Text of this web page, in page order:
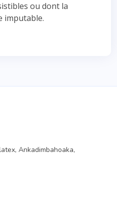
ou dont la
imputable.
Ankadimbahoaka,